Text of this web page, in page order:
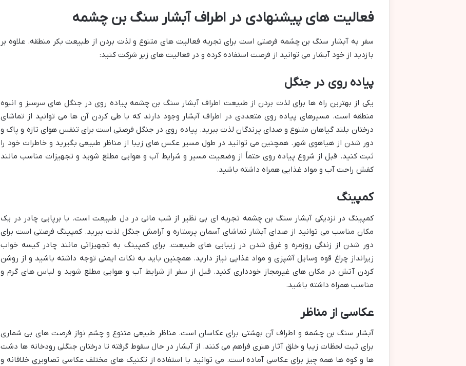
فعالیت های پیشنهادی در اطراف آبشار سنگ بن چشمه
سفر به آبشار سنگ بن چشمه فرصتی است برای تجربه فعالیت های متنوع و لذت بردن از طبیعت بکر منطقه. علاوه بر
بازدید از خود آبشار می توانید از فرصت استفاده کرده و در فعالیت های زیر شرکت کنید:
پیاده روی در جنگل
یکی از بهترین راه ها برای لذت بردن از طبیعت اطراف آبشار سنگ بن چشمه پیاده روی در جنگل های سرسبز و انبوه
منطقه است. مسیرهای پیاده روی متعددی در اطراف آبشار وجود دارند که با طی کردن آن ها می توانید از تماشای
درختان بلند گیاهان متنوع و صدای پرندگان لذت ببرید. پیاده روی در جنگل فرصتی است برای تنفس هوای تازه و پاک و
دور شدن از هیاهوی شهر. همچنین می توانید در طول مسیر عکس های زیبا از مناظر طبیعی بگیرید و خاطرات خود را
ثبت کنید. قبل از شروع پیاده روی حتماً از وضعیت مسیر و شرایط آب و هوایی مطلع شوید و تجهیزات مناسب مانند
کفش راحت آب و مواد غذایی همراه داشته باشید.
کمپینگ
کمپینگ در نزدیکی آبشار سنگ بن چشمه تجربه ای بی نظیر از شب مانی در دل طبیعت است. با برپایی چادر در یک
مکان مناسب می توانید از صدای آبشار تماشای آسمان پرستاره و آرامش جنگل لذت ببرید. کمپینگ فرصتی است برای
دور شدن از زندگی روزمره و غرق شدن در زیبایی های طبیعت. برای کمپینگ به تجهیزاتی مانند چادر کیسه خواب
زیرانداز چراغ قوه وسایل آشپزی و مواد غذایی نیاز دارید. همچنین باید به نکات ایمنی توجه داشته باشید و از روشن
کردن آتش در مکان های غیرمجاز خودداری کنید. قبل از سفر از شرایط آب و هوایی مطلع شوید و لباس های گرم و
مناسب همراه داشته باشید.
عکاسی از مناظر
آبشار سنگ بن چشمه و اطراف آن بهشتی برای عکاسان است. مناظر طبیعی متنوع و چشم نواز فرصت های بی شماری
برای ثبت لحظات زیبا و خلق آثار هنری فراهم می کنند. از آبشار در حال سقوط گرفته تا درختان جنگلی رودخانه ها دشت
ها و کوه ها همه چیز برای عکاسی آماده است. می توانید با استفاده از تکنیک های مختلف عکاسی تصاویری خلاقانه و